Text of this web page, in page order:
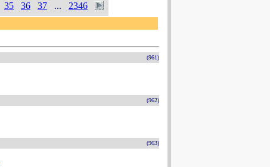
35 36 37 ... 2346
(961)
(962)
(963)